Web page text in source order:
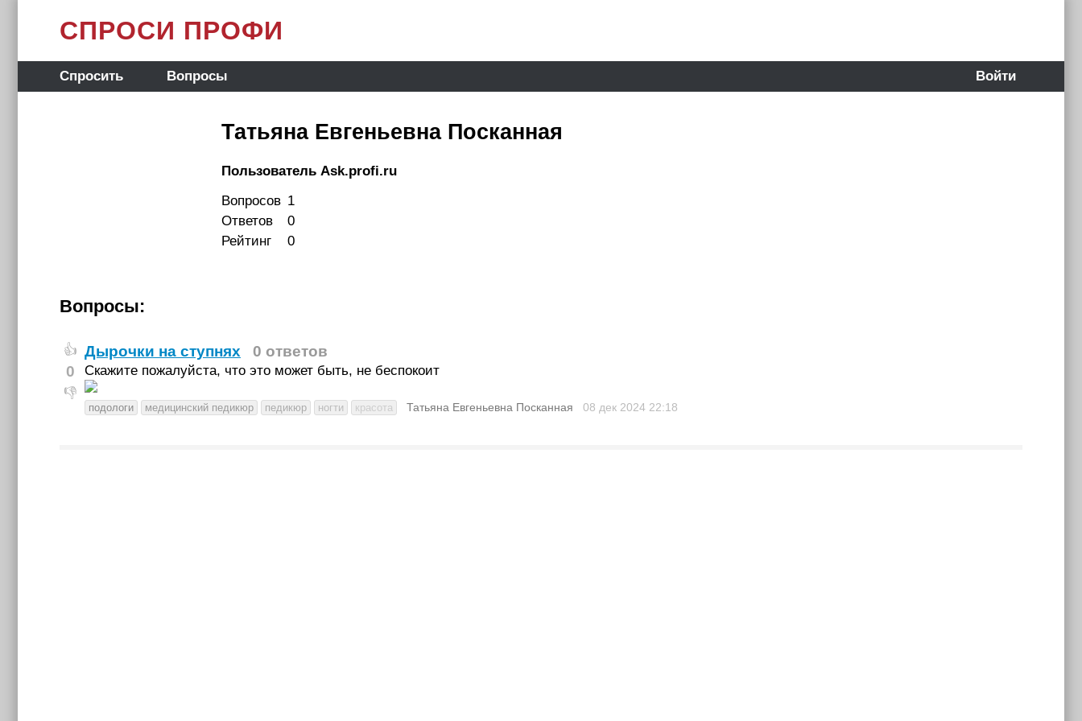
СПРОСИ ПРОФИ
Спросить Вопросы Войти
Татьяна Евгеньевна Посканная
Пользователь Ask.profi.ru
Вопросов 1
Ответов
0
Рейтинг
0
Вопросы:
👍
0
👎
Дырочки на ступнях 0 ответов
Скажите пожалуйста, что это может быть, не беспокоит
подологи медицинский педикюр педикюр ногти красота Татьяна Евгеньевна Посканная 08 дек 2024 22:18